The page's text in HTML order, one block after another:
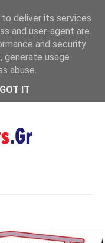
MENU
deliver its services
and user-agent are
and security
generate usage
abuse.
GOT IT